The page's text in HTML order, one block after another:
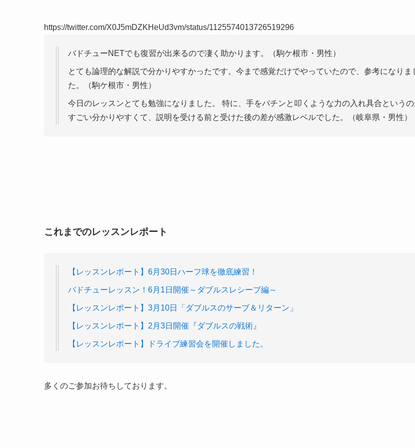
https://twitter.com/X0J5mDZKHeUd3vm/status/1125574013726519296
バドチューNETでも復習が出来るので凄く助かります。（駒ケ根市・男性）
とても論理的な解説で分かりやすかったです。今まで感覚だけでやっていたので、参考になりま
た。（駒ケ根市・男性）
今日のレッスンとても勉強になりました。 特に、手をパチンと叩くような力の入れ具合というの
すごい分かりやすくて、説明を受ける前と受けた後の差が感激レベルでした。（岐阜県・男性）
これまでのレッスンレポート
【レッスンレポート】6月30日ハーフ球を徹底練習！
バドチューレッスン！6月1日開催～ダブルスレシーブ編～
【レッスンレポート】3月10日「ダブルスのサーブ＆リターン」
【レッスンレポート】2月3日開催『ダブルスの戦術』
【レッスンレポート】ドライブ練習会を開催しました。
多くのご参加お待ちしております。